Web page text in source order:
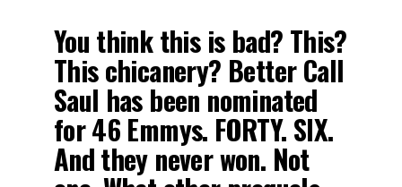
You think this is bad? This?
This chicanery? Better Call
Saul has been nominated
for 46 Emmys. FORTY. SIX.
And they never won. Not